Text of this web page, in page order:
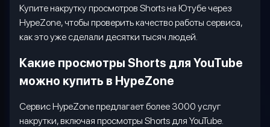
Купите накрутку просмотров Shortsна Ютубе через
HypeZone, чтобы проверить качество работы сервиса,
как это уже сделали десятки тысяч людей.
Какие просмотры Shorts для YouTube
можно купить в HypeZone
СервисHypeZoneпредлагает более 3000 услуг
накрутки, включая просмотры Shorts для YouTube.